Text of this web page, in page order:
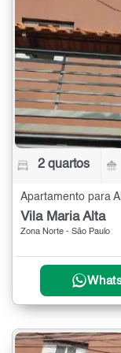
2 quartos
Vila Maria Alta
Zona Norte - São Paulo